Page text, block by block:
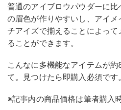
普通のアイブロウパウダーに
の眉色が作りやすいし、アイ
チアイズで揃えることによっ
ることができます。
こんなに多機能なアイテムが
て。見つけたら即購入必須です。
※記事内の商品価格は筆者購入